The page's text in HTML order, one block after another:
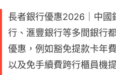
長者銀行優惠2026｜中國
行、滙豐銀行等多間銀行
優惠，例如豁免提款卡年
以及免手續費跨行櫃員機